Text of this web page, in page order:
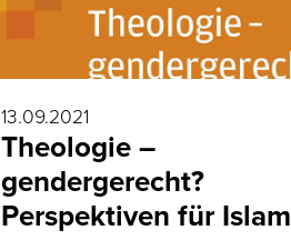
13.09.2021
Theologie –
gendergerecht?
Perspektiven für Islam